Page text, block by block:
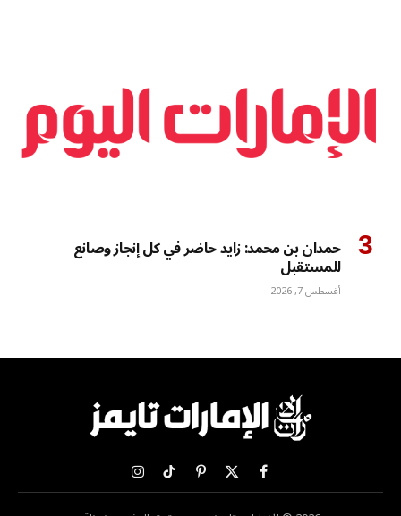
حمدان بن محمد: زايد حاضر في كل إنجاز وصانع
للمستقبل
أغسطس 7, 2026
فيسبوك
X
(Twitter)
بينتيريستتيكتوكالانستغرام